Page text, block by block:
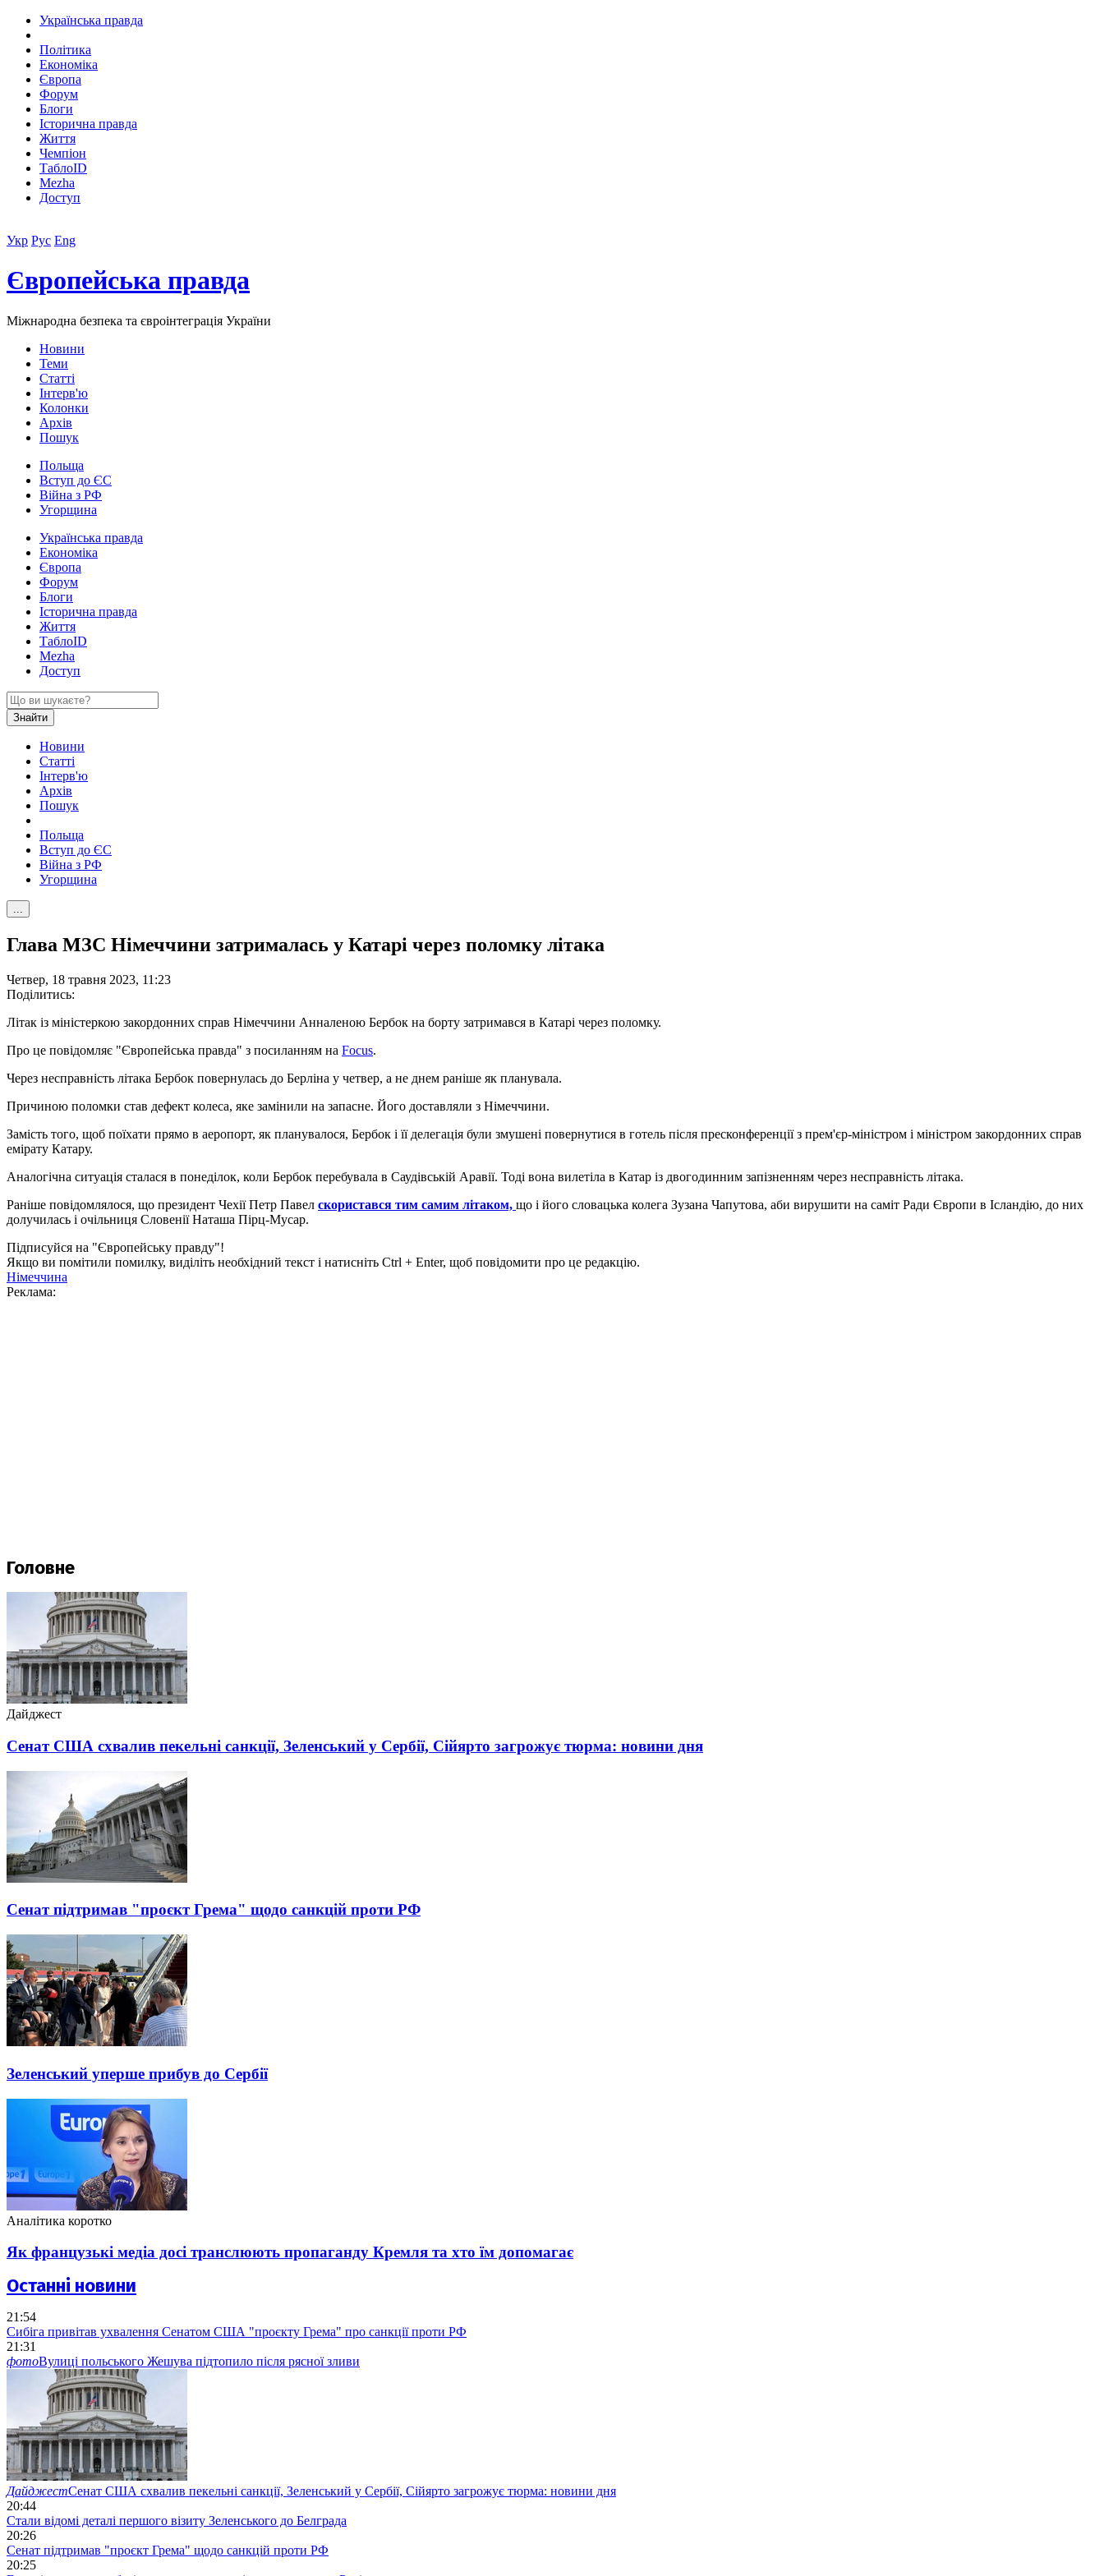
Українська правда
Політика
Економіка
Європа
Форум
Блоги
Історична правда
Життя
Чемпіон
ТаблоID
Mezha
Доступ
Укр Рус Eng
Європейська правда
Міжнародна безпека та євроінтеграція України
Новини
Теми
Статті
Інтерв'ю
Колонки
Архів
Пошук
Польща
Вступ до ЄС
Війна з РФ
Угорщина
Українська правда
Економіка
Європа
Форум
Блоги
Історична правда
Життя
ТаблоID
Mezha
Доступ
Новини
Статті
Інтерв'ю
Архів
Пошук
Польща
Вступ до ЄС
Війна з РФ
Угорщина
Глава МЗС Німеччини затрималась у Катарі через поломку літака
Четвер, 18 травня 2023, 11:23
Поділитись:
Літак із міністеркою закордонних справ Німеччини Анналеною Бербок на борту затримався в Катарі через поломку.
Про це повідомляє "Європейська правда" з посиланням на Focus.
Через несправність літака Бербок повернулась до Берліна у четвер, а не днем раніше як планувала.
Причиною поломки став дефект колеса, яке замінили на запасне. Його доставляли з Німеччини.
Замість того, щоб поїхати прямо в аеропорт, як планувалося, Бербок і її делегація були змушені повернутися в готель після пресконференції з прем'єр-міністром і міністром закордонних справ
емірату Катару.
Аналогічна ситуація сталася в понеділок, коли Бербок перебувала в Саудівській Аравії. Тоді вона вилетіла в Катар із двогодинним запізненням через несправність літака.
Раніше повідомлялося, що президент Чехії Петр Павел скористався тим самим літаком, що і його словацька колега Зузана Чапутова, аби вирушити на саміт Ради Європи в Ісландію, до них
долучилась і очільниця Словенії Наташа Пірц-Мусар.
Підписуйся на "Європейську правду"!
Якщо ви помітили помилку, виділіть необхідний текст і натисніть Ctrl + Enter, щоб повідомити про це редакцію.
Німеччина
Реклама:
Головне
Дайджест
Сенат США схвалив пекельні санкції, Зеленський у Сербії, Сійярто загрожує тюрма: новини дня
Cенат підтримав "проєкт Грема" щодо санкцій проти РФ
Зеленський уперше прибув до Сербії
Аналітика коротко
Як французькі медіа досі транслюють пропаганду Кремля та хто їм допомагає
Останні новини
21:54
Cибіга привітав ухвалення Сенатом США "проєкту Грема" про санкції проти РФ
21:31
фотоВулиці польського Жешува підтопило після рясної зливи
ДайджестСенат США схвалив пекельні санкції, Зеленський у Сербії, Сійярто загрожує тюрма: новини дня
20:44
Стали відомі деталі першого візиту Зеленського до Белграда
20:26
Cенат підтримав "проєкт Грема" щодо санкцій проти РФ
20:25